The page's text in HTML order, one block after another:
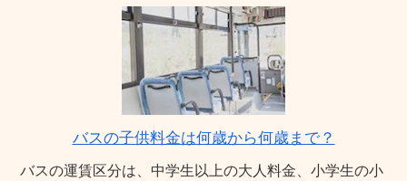
バスの子供料金は何歳から何歳まで？
バスの運賃区分は、中学生以上の大人料金、小学生の小